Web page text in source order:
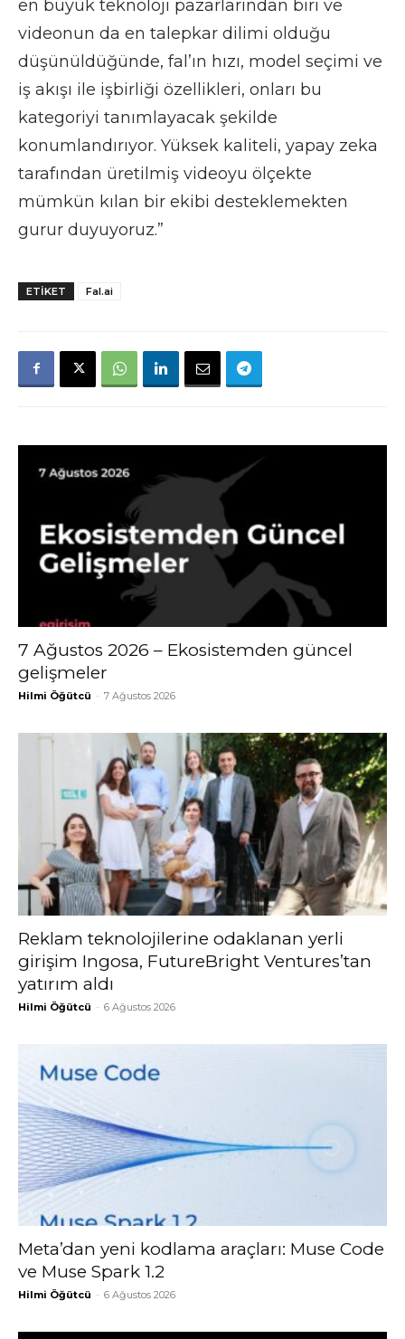
en büyük teknoloji pazarlarından biri ve
videonun da en talepkar dilimi olduğu
düşünüldüğünde, fal’ın hızı, model seçimi ve
iş akışı ile işbirliği özellikleri, onları bu
kategoriyi tanımlayacak şekilde
konumlandırıyor. Yüksek kaliteli, yapay zeka
tarafından üretilmiş videoyu ölçekte
mümkün kılan bir ekibi desteklemekten
gurur duyuyoruz.”
ETIKET Fal.ai
7 Ağustos 2026 – Ekosistemden güncel
gelişmeler
Hilmi Öğütcü - 7 Ağustos 2026
Reklam teknolojilerine odaklanan yerli
girişim Ingosa, FutureBright Ventures’tan
yatırım aldı
Hilmi Öğütcü - 6 Ağustos 2026
Meta’dan yeni kodlama araçları: Muse Code
ve Muse Spark 1.2
Hilmi Öğütcü - 6 Ağustos 2026